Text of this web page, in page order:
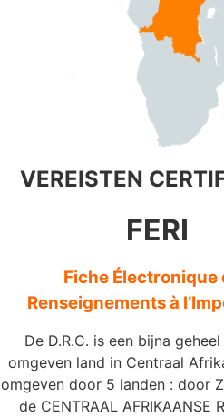
VEREISTEN
FERI
Fiche Électronique
Renseignements à
De D.R.C. is een bijna
omgeven land in Centraal
omgeven door 5 landen : door
de CENTRAAL AFRIKAANSE